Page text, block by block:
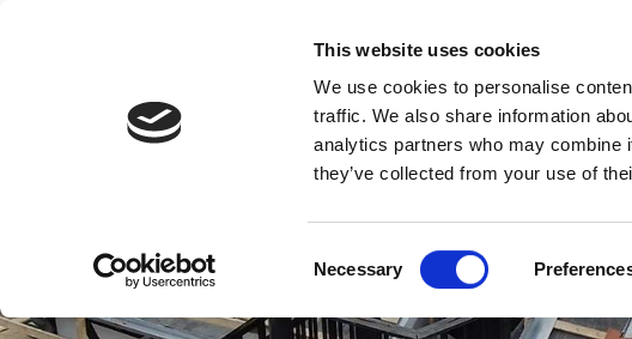
This website uses cookies
We use cookies to personalise
traffic. We also share information
analytics partners who may combine
they’ve collected from your use of
Selection
Necessary